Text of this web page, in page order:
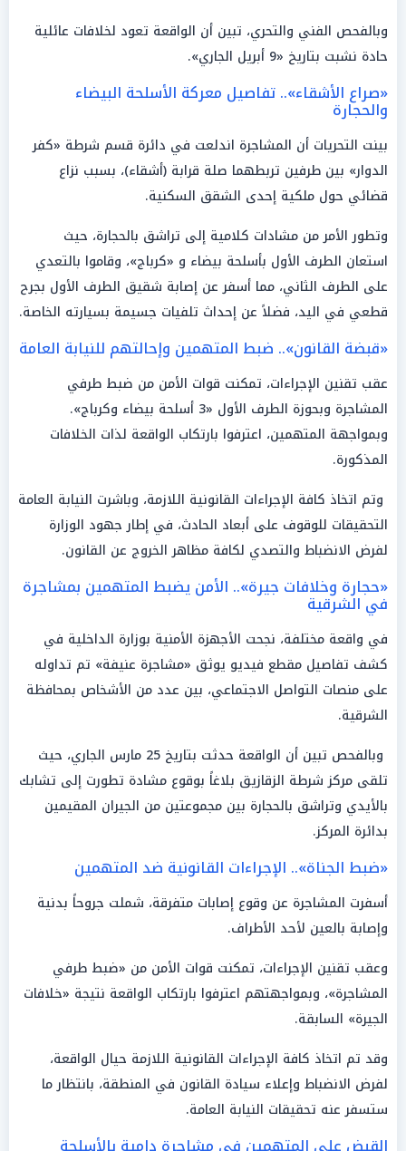
وبالفحص الفني والتحري، تبين أن الواقعة تعود لخلافات عائلية
حادة نشبت بتاريخ «9 أبريل الجاري».
«صراع الأشقاء».. تفاصيل معركة الأسلحة البيضاء
والحجارة
بينت التحريات أن المشاجرة اندلعت في دائرة قسم شرطة «كفر
الدوار» بين طرفين تربطهما صلة قرابة (أشقاء)، بسبب نزاع
قضائي حول ملكية إحدى الشقق السكنية.
وتطور الأمر من مشادات كلامية إلى تراشق بالحجارة، حيث
استعان الطرف الأول بأسلحة بيضاء و «كرباج»، وقاموا بالتعدي
على الطرف الثاني، مما أسفر عن إصابة شقيق الطرف الأول بجرح
قطعي في اليد، فضلاً عن إحداث تلفيات جسيمة بسيارته الخاصة.
«قبضة القانون».. ضبط المتهمين وإحالتهم للنيابة العامة
عقب تقنين الإجراءات، تمكنت قوات الأمن من ضبط طرفي
المشاجرة وبحوزة الطرف الأول «3 أسلحة بيضاء وكرباج».
وبمواجهة المتهمين، اعترفوا بارتكاب الواقعة لذات الخلافات
المذكورة.
وتم اتخاذ كافة الإجراءات القانونية اللازمة، وباشرت النيابة العامة
التحقيقات للوقوف على أبعاد الحادث، في إطار جهود الوزارة
لفرض الانضباط والتصدي لكافة مظاهر الخروج عن القانون.
«حجارة وخلافات جيرة».. الأمن يضبط المتهمين بمشاجرة
في الشرقية
في واقعة مختلفة، نجحت الأجهزة الأمنية بوزارة الداخلية في
كشف تفاصيل مقطع فيديو يوثق «مشاجرة عنيفة» تم تداوله
على منصات التواصل الاجتماعي، بين عدد من الأشخاص بمحافظة
الشرقية.
وبالفحص تبين أن الواقعة حدثت بتاريخ 25 مارس الجاري، حيث
تلقى مركز شرطة الزقازيق بلاغاً بوقوع مشادة تطورت إلى تشابك
بالأيدي وتراشق بالحجارة بين مجموعتين من الجيران المقيمين
بدائرة المركز.
«ضبط الجناة».. الإجراءات القانونية ضد المتهمين
أسفرت المشاجرة عن وقوع إصابات متفرقة، شملت جروحاً بدنية
وإصابة بالعين لأحد الأطراف.
وعقب تقنين الإجراءات، تمكنت قوات الأمن من «ضبط طرفي
المشاجرة»، وبمواجهتهم اعترفوا بارتكاب الواقعة نتيجة «خلافات
الجيرة» السابقة.
وقد تم اتخاذ كافة الإجراءات القانونية اللازمة حيال الواقعة،
لفرض الانضباط وإعلاء سيادة القانون في المنطقة، بانتظار ما
ستسفر عنه تحقيقات النيابة العامة.